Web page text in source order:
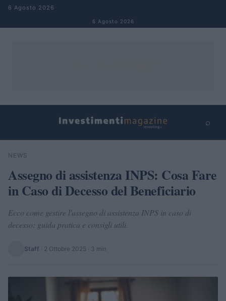
Salta al contenuto
6 Agosto 2026
6 Agosto 2026
⌕
Cerca
NEWS
Assegno di assistenza INPS: Cosa Fare
in Caso di Decesso del Beneficiario
Ecco come gestire l'assegno di assistenza INPS in caso di
decesso: guida pratica e consigli utili.
Staff · 2 Ottobre 2025 · 3 min